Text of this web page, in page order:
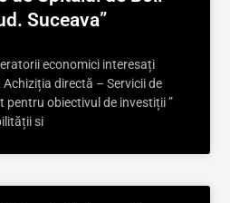
Suceava”
economici interesați
directă – Servicii de
pentru obiectivul de investiții ”
si